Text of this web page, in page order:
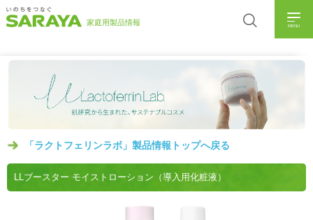
MENU
「ラクトフェリンラボ」製品情報トップへ戻る
LLブースター モイストローション（導入用化粧液）